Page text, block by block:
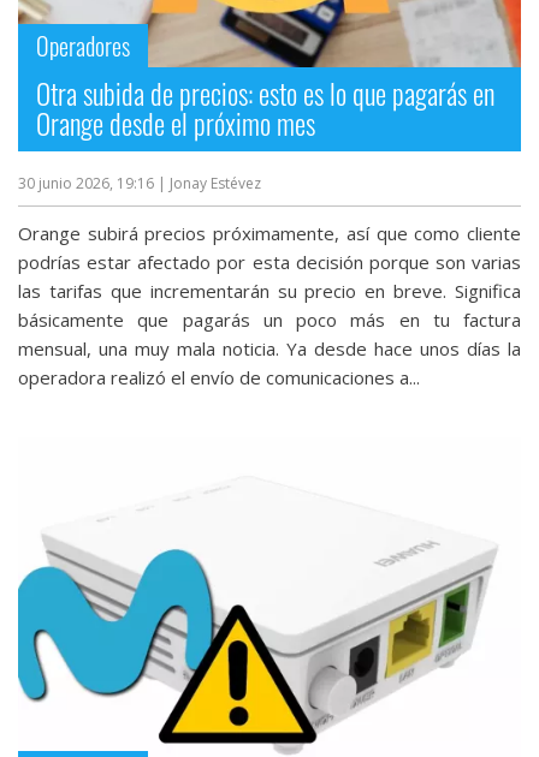
Operadores
Otra subida de precios: esto es lo que pagarás en
Orange desde el próximo mes
30 junio 2026, 19:16 | Jonay Estévez
Orange subirá precios próximamente, así que como cliente
podrías estar afectado por esta decisión porque son varias
las tarifas que incrementarán su precio en breve. Significa
básicamente que pagarás un poco más en tu factura
mensual, una muy mala noticia. Ya desde hace unos días la
operadora realizó el envío de comunicaciones a...